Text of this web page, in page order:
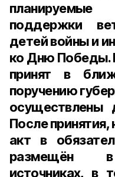
поддержки
детей войны и
ко Дню Победы.
принят в
поручению
После
акт в
размещён в
источниках, в